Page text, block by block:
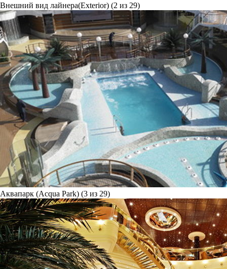
Внешний вид лайнера(Exterior) (2 из 29)
Аквапарк (Acqua Park) (3 из 29)